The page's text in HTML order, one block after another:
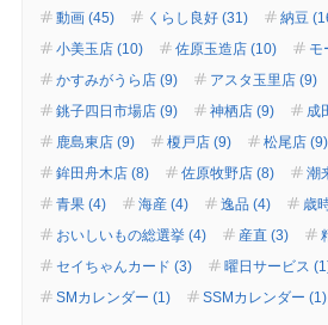
動画 (45) くらし良好 (31) 納豆
小美玉店 (10)
佐原玉造店 (10)
モ
かすみがうら店 (9)
アスタ玉里店 (9)
銚子四日市場店 (9)
神栖店 (9)
成
鹿島東店 (9)
榎戸店 (9) 松尾店 (9)
鉾田舟木店 (8)
佐原牧野店 (8) 潮
青果 (4)
海産 (4) 逸品 (4)
歳
おいしいもの総選挙 (4)
産直 (3)
セイちゃんカード (3)
曜日サービス
SMカレンダー (1)
SSMカレンダー (1)